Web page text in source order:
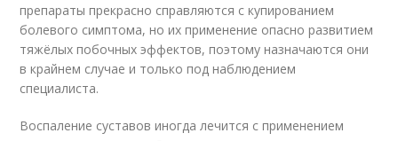
препараты прекрасно справляются с купированием
болевого симптома, но их применение опасно развитием
тяжёлых побочных эффектов, поэтому назначаются они
в крайнем случае и только под наблюдением
специалиста.
Воспаление суставов иногда лечится с применением